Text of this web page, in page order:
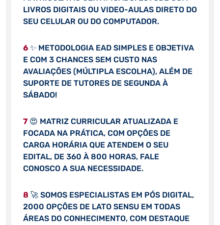
LIVROS DIGITAIS OU VIDEO-AULAS DIRETO DO
SEU CELULAR OU DO COMPUTADOR.
6✨ METODOLOGIA EAD SIMPLES E OBJETIVA
E COM 3 CHANCES SEM CUSTO NAS
AVALIAÇÕES (MÚLTIPLA ESCOLHA), ALÉM DE
SUPORTE DE TUTORES DE SEGUNDA À
SÁBADO!
7😍 MATRIZ CURRICULAR ATUALIZADA E
FOCADA NA PRÁTICA, COM OPÇÕES DE
CARGA HORÁRIA QUE ATENDEM O SEU
EDITAL, DE 360 À 800 HORAS, FALE
CONOSCO A SUA NECESSIDADE.
8 🚀 SOMOS ESPECIALISTAS EM PÓS DIGITAL,
2000 OPÇÕES DE LATO SENSU EM TODAS
ÁREAS DO CONHECIMENTO, COM DESTAQUE